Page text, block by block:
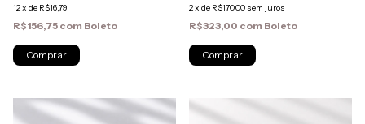
12x de R$16,79
R$156,75 com Boleto
Comprar
2x de R$170,00 sem juros
R$323,00 com Boleto